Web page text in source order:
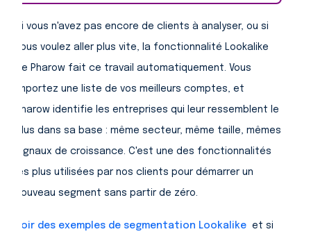
Si vous n'avez pas encore de clients à analyser, ou si
vous voulez aller plus vite, la fonctionnalité Lookalike
de Pharow fait ce travail automatiquement. Vous
importez une liste de vos meilleurs comptes, et
Pharow identifie les entreprises qui leur ressemblent le
plus dans sa base : même secteur, même taille, mêmes
signaux de croissance. C'est une des fonctionnalités
les plus utilisées par nos clients pour démarrer un
nouveau segment sans partir de zéro.
Voir des exemples de segmentation Lookalike et si